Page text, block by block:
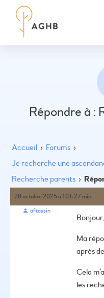
Répondre à :
Accueil › Forums ›
Je recherche une
Recherche parents ›
28 octobre 2025 à 10 h 27 min
aftassin
Bonjour,
Ma
après
Cela
les